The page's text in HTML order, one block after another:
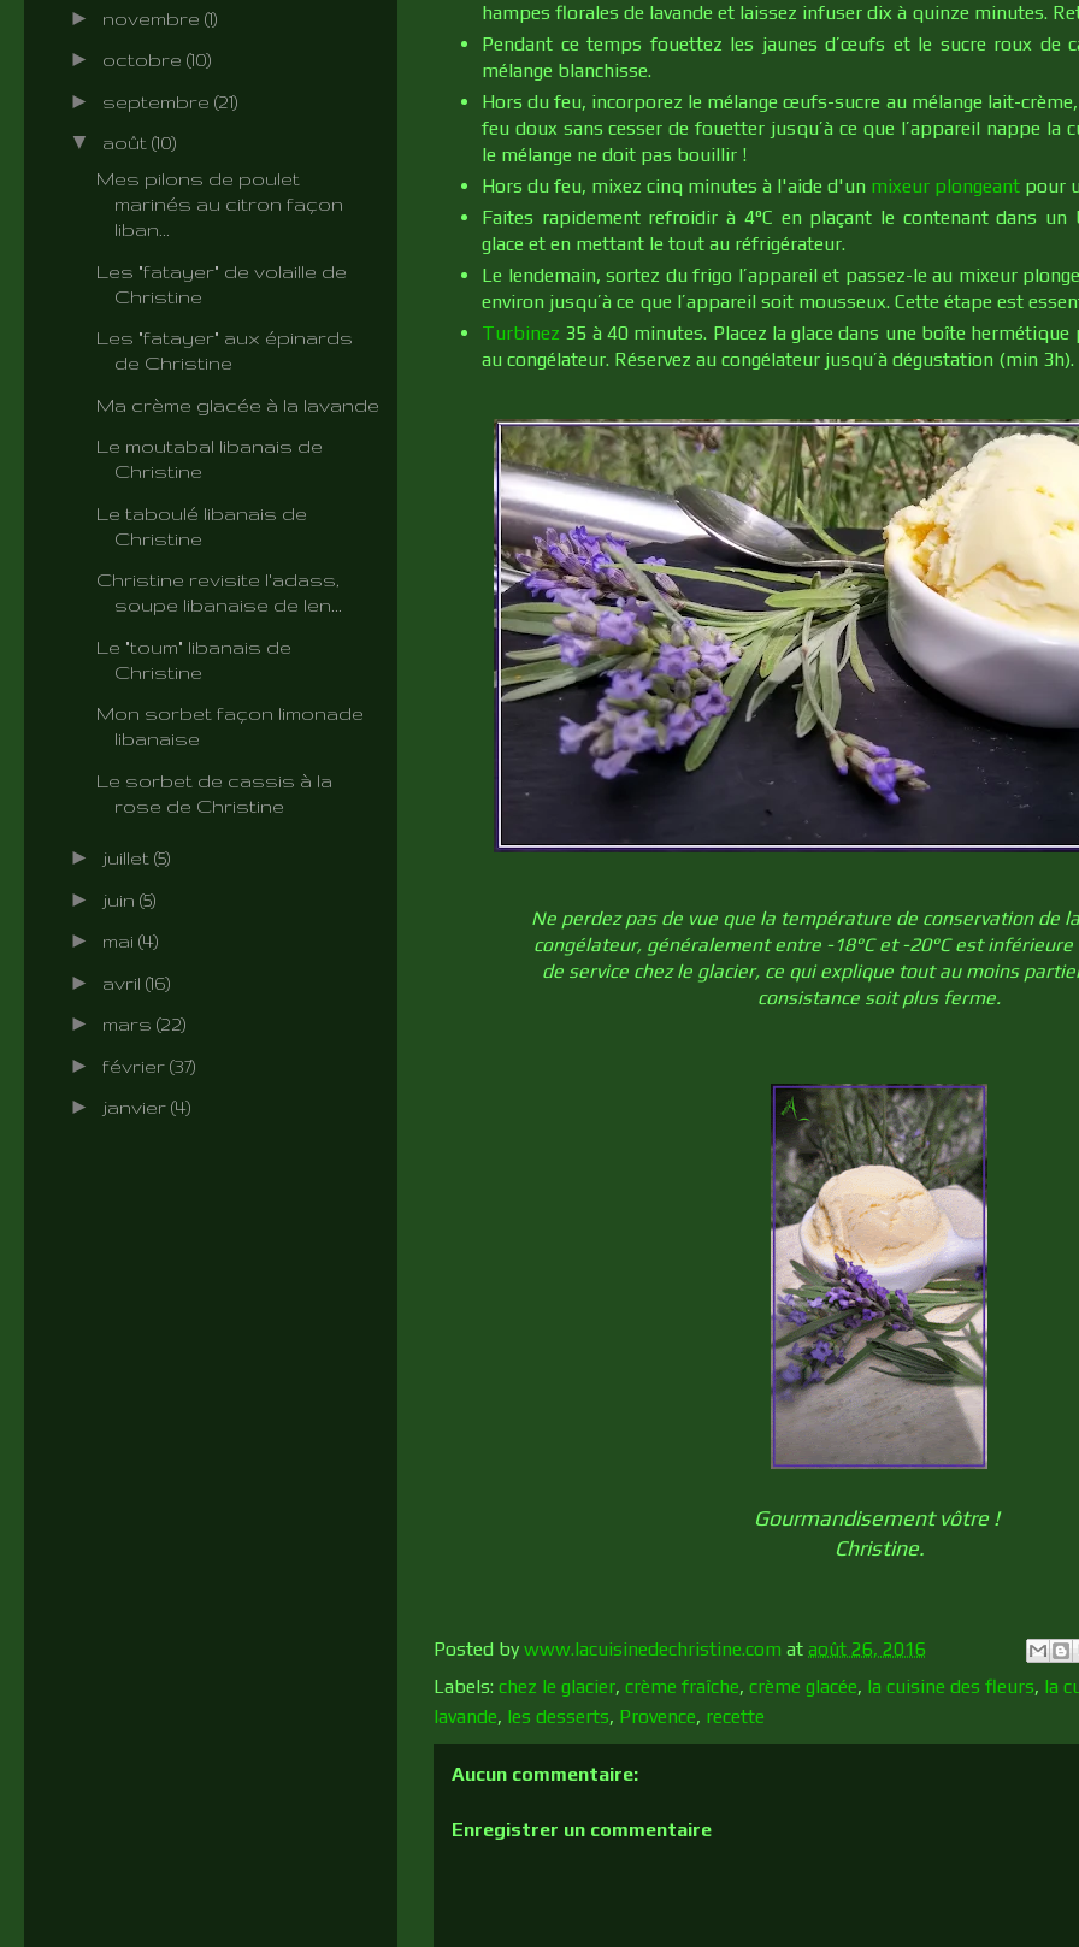
hampes florales de lavande et laissez infuser dix à quinze minutes.
Pendant ce temps fouettez les jaunes d’œufs et le sucre roux de
mélange blanchisse.
Hors du feu, incorporez le mélange œufs-sucre au mélange lait-
feu doux sans cesser de fouetter jusqu’à ce que l’appareil nappe la
le mélange ne doit pas bouillir !
Hors du feu, mixez cinq minutes à l'aide d'un mixeur plongeant pour
Faites rapidement refroidir à 4°C en plaçant le contenant dans un
glace et en mettant le tout au réfrigérateur.
Le lendemain, sortez du frigo l’appareil et passez-le au mixeur
environ jusqu’à ce que l’appareil soit mousseux. Cette étape est
Turbinez 35 à 40 minutes. Placez la glace dans une boîte
au congélateur. Réservez au congélateur jusqu’à dégustation (min 3h).
Ne perdez pas de vue que la température de conservation de
congélateur, généralement entre -18°C et -20°C est
de service chez le glacier, ce qui explique tout au moins
consistance soit plus ferme.
Gourmandisement vôtre !
Christine.
Posted by www.lacuisinedechristine.com at août 26, 2016
Labels: chez le glacier, crème fraîche, crème glacée, la cuisine des fleurs, la
lavande, les desserts, Provence, recette
Aucun commentaire:
Enregistrer un commentaire
► novembre (1)
► octobre (10)
► septembre (21)
▼ août (10)
Mes pilons de poulet
marinés au citron façon
liban...
Les "fatayer" de volaille de
Christine
Les "fatayer" aux épinards
de Christine
Ma crème glacée à la lavande
Le moutabal libanais de
Christine
Le taboulé libanais de
Christine
Christine revisite l'adass,
soupe libanaise de len...
Le "toum" libanais de
Christine
Mon sorbet façon limonade
libanaise
Le sorbet de cassis à la
rose de Christine
► juillet (5)
► juin (5)
► mai (4)
► avril (16)
► mars (22)
► février (37)
► janvier (4)